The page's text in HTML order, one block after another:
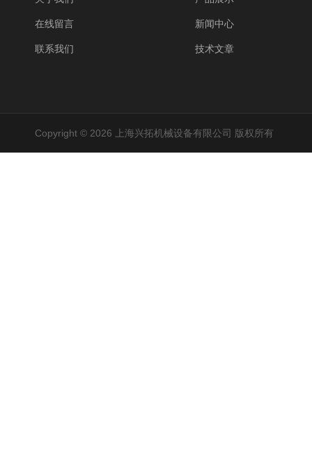
在线留言
联系我们
新闻中心
技术文章
Copyright © 2026 上海兴拓机械设备有限公司 版权所有